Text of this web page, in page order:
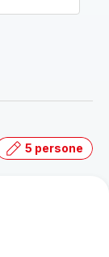
5 persone